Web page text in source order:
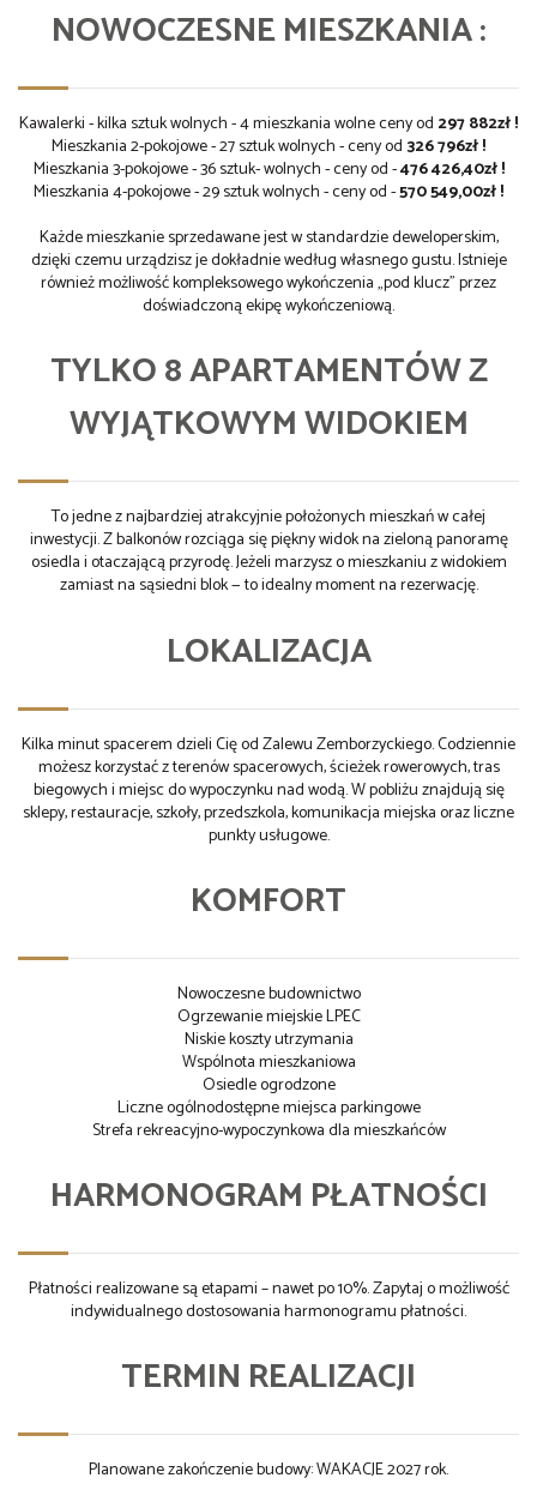
NOWOCZESNE MIESZKANIA :
Kawalerki - kilka sztuk wolnych - 4 mieszkania wolne ceny od 297 882zł !
Mieszkania 2-pokojowe - 27 sztuk wolnych - ceny od326 796zł !
Mieszkania 3-pokojowe - 36 sztuk- wolnych - ceny od -476 426,40zł !
Mieszkania 4-pokojowe - 29 sztuk wolnych - ceny od -570 549,00zł !
Każde mieszkanie sprzedawane jest w standardzie deweloperskim,
dzięki czemu urządzisz je dokładnie według własnego gustu. Istnieje
również możliwość kompleksowego wykończenia „pod klucz” przez
doświadczoną ekipę wykończeniową.
TYLKO 8 APARTAMENTÓW Z
WYJĄTKOWYM WIDOKIEM
To jedne z najbardziej atrakcyjnie położonych mieszkań w całej
inwestycji. Z balkonów rozciąga się piękny widok na zieloną panoramę
osiedla i otaczającą przyrodę. Jeżeli marzysz o mieszkaniu z widokiem
zamiast na sąsiedni blok — to idealny moment na rezerwację.
LOKALIZACJA
Kilka minut spacerem dzieli Cię od Zalewu Zemborzyckiego. Codziennie
możesz korzystać z terenów spacerowych, ścieżek rowerowych, tras
biegowych i miejsc do wypoczynku nad wodą. W pobliżu znajdują się
sklepy, restauracje, szkoły, przedszkola, komunikacja miejska oraz liczne
punkty usługowe.
KOMFORT
Nowoczesne budownictwo
Ogrzewanie miejskie LPEC
Niskie koszty utrzymania
Wspólnota mieszkaniowa
Osiedle ogrodzone
Liczne ogólnodostępne miejsca parkingowe
Strefa rekreacyjno-wypoczynkowa dla mieszkańców
HARMONOGRAM PŁATNOŚCI
Płatności realizowane są etapami – nawet po 10%. Zapytaj o możliwość
indywidualnego dostosowania harmonogramu płatności.
TERMIN REALIZACJI
Planowane zakończenie budowy: WAKACJE 2027 rok.